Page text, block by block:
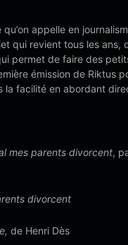
appelle en
qui revient tous les ans,
permet de faire des
émission de Riktus
la facilité en abordant
mes parents divorcent,
divorcent
de Henri Dès